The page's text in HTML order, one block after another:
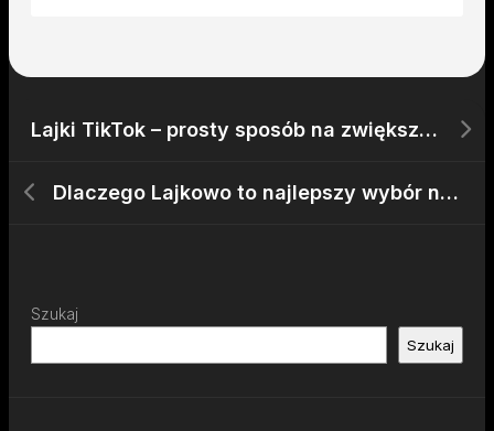
Lajki TikTok – prosty sposób na zwiększenie zaangażowania
Dlaczego Lajkowo to najlepszy wybór na TikToku?
Szukaj
Szukaj